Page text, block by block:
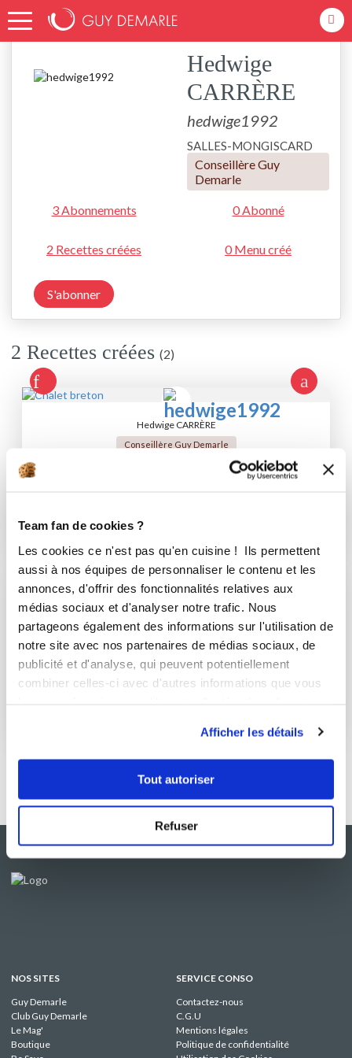
Team fan de cookies ?
Les cookies ce n'est pas qu'en cuisine ! Ils permettent
aussi à nos équipes de personnaliser le contenu et les
annonces, d'offrir des fonctionnalités relatives aux
médias sociaux et d'analyser notre trafic. Nous
partageons également des informations sur l'utilisation de
notre site avec nos partenaires de médias sociaux, de
publicité et d'analyse, qui peuvent potentiellement
combiner celles-ci avec d'autres informations que vous
Afficher les détails
Tout autoriser
Refuser
Accueil hedwige1992
Hedwige
CARRÈRE
hedwige1992
SALLES-MONGISCARD
Conseillère Guy
Demarle
3 Abonnements 0 Abonné
2 Recettes créées 0 Menu créé
S'abonner
2 Recettes créées (2)
Hedwige CARRÈRE
Conseillère Guy Demarle
2h45
Hedwige CARRÈRE
Conseillère Guy Demarle
Cakes marbrés
Aucune note
NOS SITES
Guy Demarle
Club Guy Demarle
Le Mag'
Boutique
SERVICE CONSO
Contactez-nous
C.G.U
Mentions légales
Politique de confidentialité